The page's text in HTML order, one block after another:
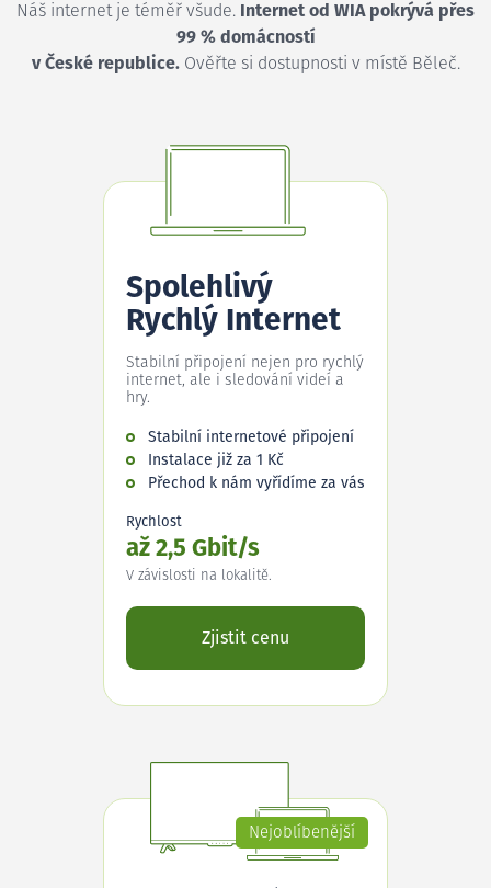
Náš internet je téměř všude. Internet od WIA pokrývá přes
99 % domácností
v České republice.Ověřte si dostupnosti v místě Běleč.
Spolehlivý
Rychlý Internet
Stabilní připojení nejen pro rychlý
internet, ale i sledování videí a
hry.
Stabilní internetové připojení
Instalace již za 1 Kč
Přechod k nám vyřídíme za vás
Rychlost
až 2,5 Gbit/s
V závislosti na lokalitě.
Zjistit cenu
Nejoblíbenější